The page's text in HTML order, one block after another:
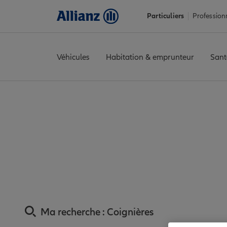
Particuliers
Véhicules Habitation & emprunteur
Ma recherche : Coignières